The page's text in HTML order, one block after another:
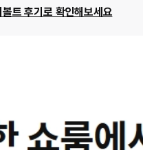
트 후기로 확인해보세요